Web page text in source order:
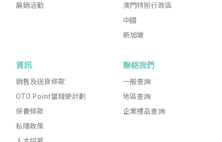
展銷活動
澳門特別行政區
中國
新加坡
資訊
銷售及送貨條款
OTO Point當錢使計劃
保養條款
私隱政策
聯絡我們
一般查詢
地區查詢
企業禮品查詢